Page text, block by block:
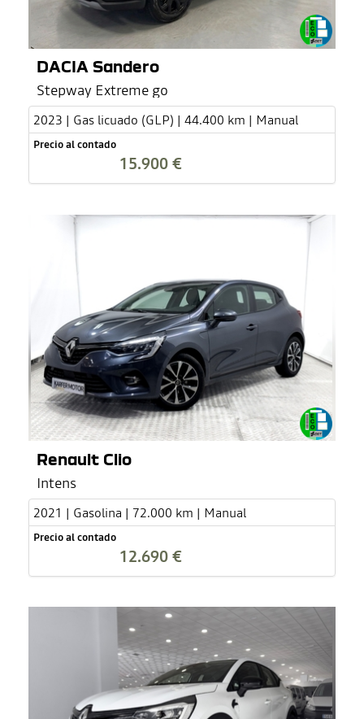
DACIA Sandero
Stepway Extreme go
2023 | Gas licuado (GLP) | 44.400 km | Manual
Precio al contado
15.900 €
Renault Clio
Intens
2021 | Gasolina | 72.000 km | Manual
Precio al contado
12.690 €